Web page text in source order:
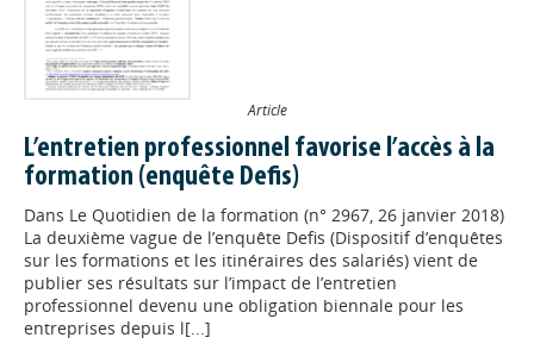
Article
L’entretien professionnel favorise l’accès à la
formation (enquête Defis)
Dans Le Quotidien de la formation (n° 2967, 26 janvier 2018)
La deuxième vague de l’enquête Defis (Dispositif d’enquêtes
sur les formations et les itinéraires des salariés) vient de
publier ses résultats sur l’impact de l’entretien
professionnel devenu une obligation biennale pour les
entreprises depuis l[...]